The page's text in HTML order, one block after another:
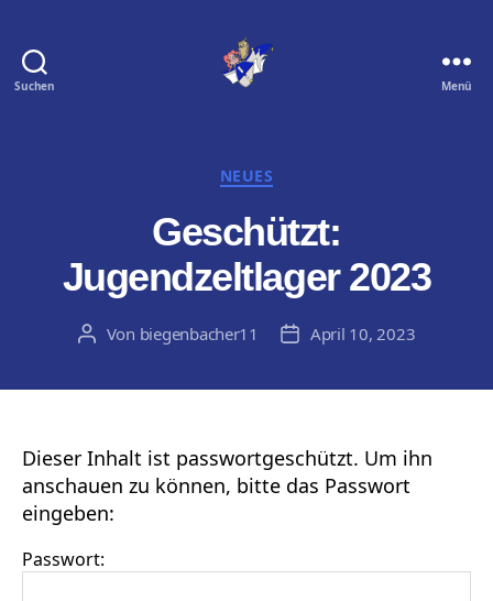
Suchen
V.
Menü
Kategorien
NEUES
Geschützt:
Jugendzeltlager 2023
Beitragsautor
Von biegenbacher11 Veröffentlichungsdatum
April 10, 2023
Dieser Inhalt ist passwortgeschützt. Um ihn
anschauen zu können, bitte das Passwort
eingeben:
Passwort: